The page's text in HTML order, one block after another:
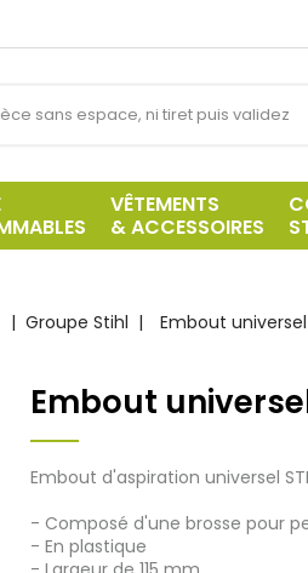
VÊTEMENTS
& ACCESSOIRES
Groupe Stihl Embout
Embout
Embout d'aspiration universel
- Composé d'une brosse pour
- En plastique